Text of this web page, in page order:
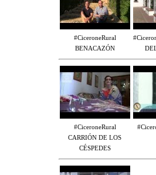
#CiceroneRural
BENACAZÓN
#CiceroneRural
CARRIÓN DE LOS
CÉSPEDES